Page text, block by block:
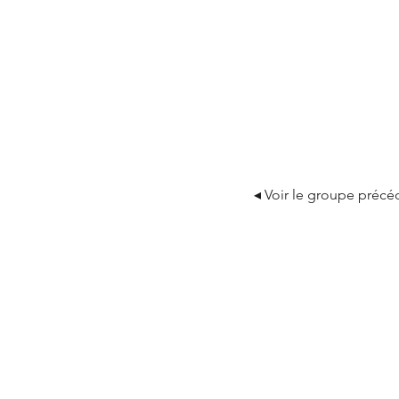
◂ Voir le groupe